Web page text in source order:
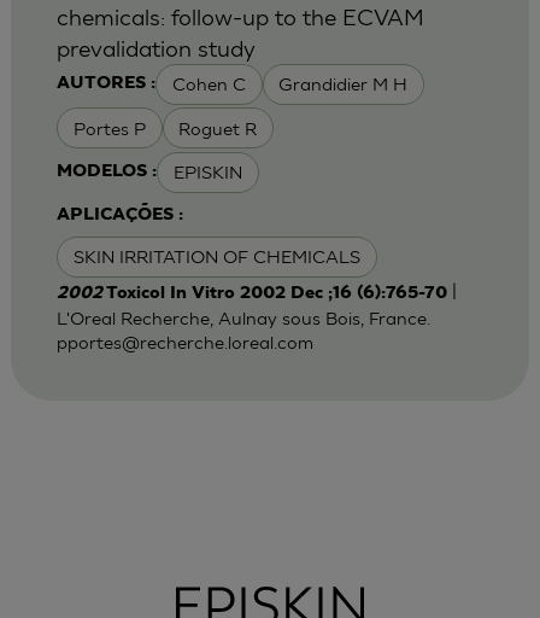
AUTORES : Cohen C Grandidier M H
Portes P Roguet R
MODELOS : EPISKIN
APLICAÇÕES :
SKIN IRRITATION OF CHEMICALS
chemicals: follow-up to the ECVAM
prevalidation study
2002Toxicol In Vitro 2002 Dec ;16 (6):765-70|
L'Oreal Recherche, Aulnay sous Bois, France.
pportes@recherche.loreal.com